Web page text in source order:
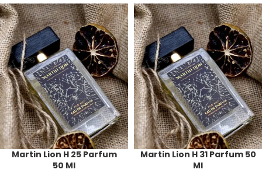
Martin Lion H 25 Parfum
50 Ml
Martin Lion H 31 Parfum 50
Ml